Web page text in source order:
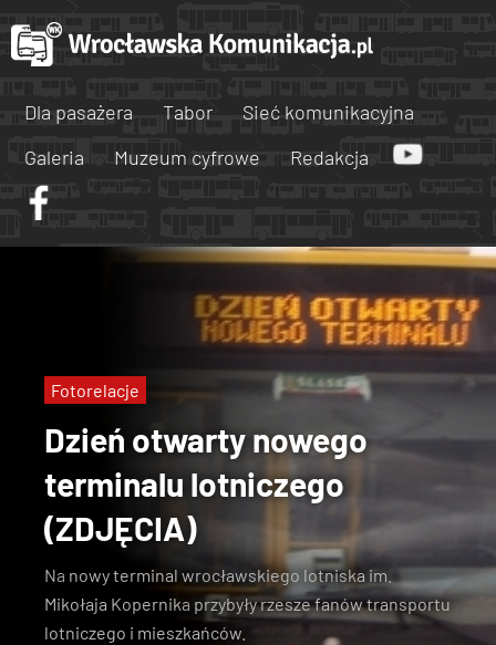
Dla pasażera Tabor
Sieć komunikacyjna
Galeria
Muzeum cyfrowe Redakcja
Dzień otwarty nowego
terminalu lotniczego
(ZDJĘCIA)
Na nowy terminal wrocławskiego lotniska im.
Mikołaja Kopernika przybyły rzesze fanów transportu
lotniczego i mieszkańców.
Fotorelacje